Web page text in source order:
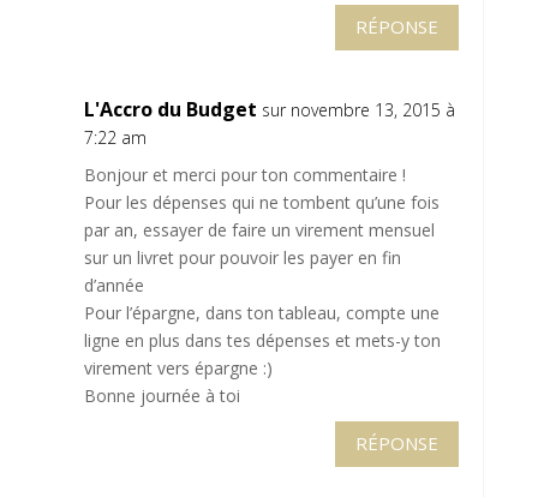
RÉPONSE
L'Accro du Budget sur novembre 13, 2015 à
7:22 am
Bonjour et merci pour ton commentaire !
Pour les dépenses qui ne tombent qu’une fois
par an, essayer de faire un virement mensuel
sur un livret pour pouvoir les payer en fin
d’année
Pour l’épargne, dans ton tableau, compte une
ligne en plus dans tes dépenses et mets-y ton
virement vers épargne :)
Bonne journée à toi
RÉPONSE